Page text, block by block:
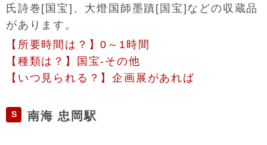
氏詩巻[国宝]、大燈国師墨蹟[国宝]などの収蔵品
があります。
【所要時間は？】0～1時間
【種類は？】国宝-その他
【いつ見られる？】企画展があれば
S 南海 忠岡駅